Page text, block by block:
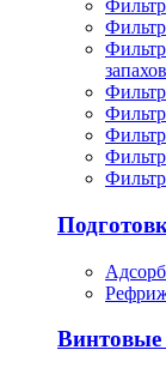
запахов
Винтовые